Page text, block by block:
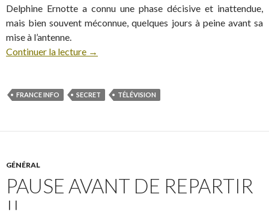
Delphine Ernotte a connu une phase décisive et inattendue,
mais bien souvent méconnue, quelques jours à peine avant sa
mise à l’antenne.
Continuer la lecture →
FRANCE INFO SECRET TÉLÉVISION
GÉNÉRAL
PAUSE AVANT DE REPARTIR
!!